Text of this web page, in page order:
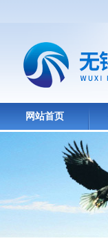
网站首页